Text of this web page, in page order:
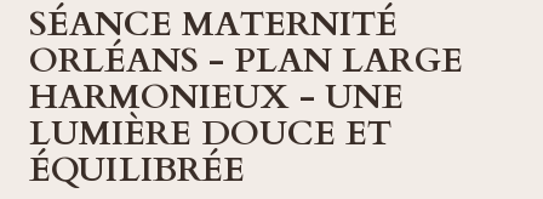
SÉANCE MATERNITÉ
ORLÉANS - PLAN LARGE
HARMONIEUX - UNE
LUMIÈRE DOUCE ET
ÉQUILIBRÉE